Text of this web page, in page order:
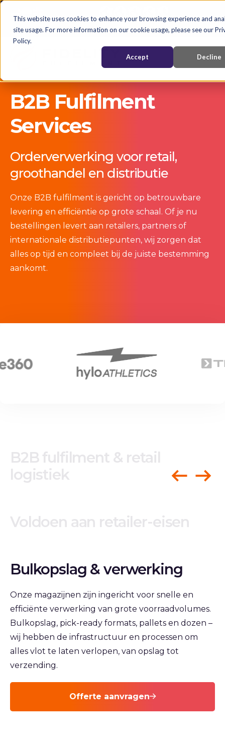
This website uses cookies to enhance your browsing experience and
site usage. For more information on our cookie usage, please see our
Policy.
Accept Decline
English
Nederlands
B2B Fulfilment
Services
Orderverwerking voor retail,
groothandel en distributie
Onze B2B fulfilment is gericht op betrouwbare
levering en efficiëntie op grote schaal. Of je nu
bestellingen levert aan retailers, partners of
internationale distributiepunten, wij zorgen dat
alles op tijd en compleet bij de juiste bestemming
aankomt.
B2B fulfilment & retail
logistiek
Voldoen aan retailer-eisen
Bulkopslag & verwerking
Onze magazijnen zijn ingericht voor snelle en
efficiënte verwerking van grote voorraadvolumes.
Bulkopslag, pick-ready formats, pallets en dozen –
wij hebben de infrastructuur en processen om
alles vlot te laten verlopen, van opslag tot
verzending.
Offerte aanvragen